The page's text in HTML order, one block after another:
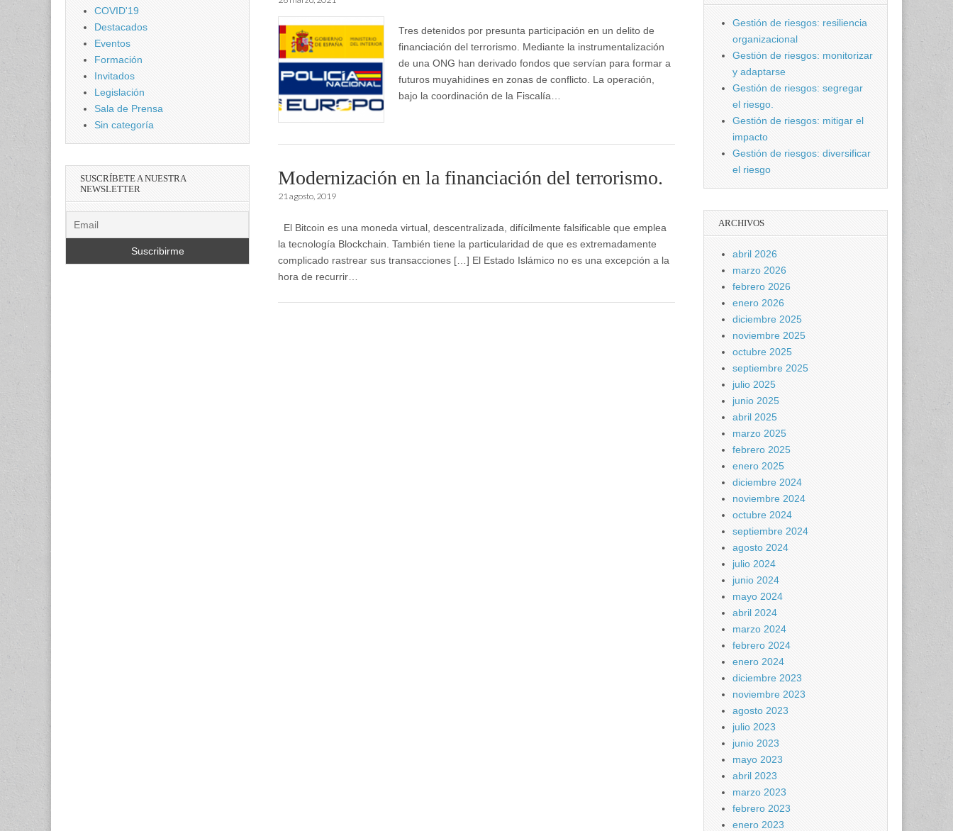
Tres detenidos por presunta participación en un delito de
financiación del terrorismo. Mediante la instrumentalización
de una ONG han derivado fondos que servían para formar a
futuros muyahidines en zonas de conflicto. La operación,
bajo la coordinación de la Fiscalía…
Modernización en la financiación del terrorismo.
21 agosto, 2019
El Bitcoin es una moneda virtual, descentralizada, difícilmente falsificable que emplea
la tecnología Blockchain. También tiene la particularidad de que es extremadamente
complicado rastrear sus transacciones […] El Estado Islámico no es una excepción a la
hora de recurrir…
COVID'19
Destacados
Eventos
Formación
Invitados
Legislación
Sala de Prensa
Sin categoría
SUSCRÍBETE A NUESTRA
NEWSLETTER
Gestión de riesgos: resiliencia
organizacional
Gestión de riesgos: monitorizar
y adaptarse
Gestión de riesgos: segregar
el riesgo.
Gestión de riesgos: mitigar el
impacto
Gestión de riesgos: diversificar
el riesgo
ARCHIVOS
abril 2026
marzo 2026
febrero 2026
enero 2026
diciembre 2025
noviembre 2025
octubre 2025
septiembre 2025
julio 2025
junio 2025
abril 2025
marzo 2025
febrero 2025
enero 2025
diciembre 2024
noviembre 2024
octubre 2024
septiembre 2024
agosto 2024
julio 2024
junio 2024
mayo 2024
abril 2024
marzo 2024
febrero 2024
enero 2024
diciembre 2023
noviembre 2023
agosto 2023
julio 2023
junio 2023
mayo 2023
abril 2023
marzo 2023
febrero 2023
enero 2023